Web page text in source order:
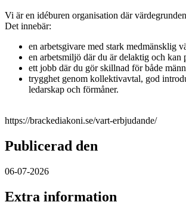
Vi är en idéburen organisation där
Det innebär:
en arbetsgivare med stark medmänsklig
en arbetsmiljö där du är delaktig och kan
ett jobb där du gör skillnad för både
trygghet genom kollektivavtal, god
ledarskap och förmåner.
https://brackediakoni.se/vart-erbjudande/
Publicerad den
06-07-2026
Extra information